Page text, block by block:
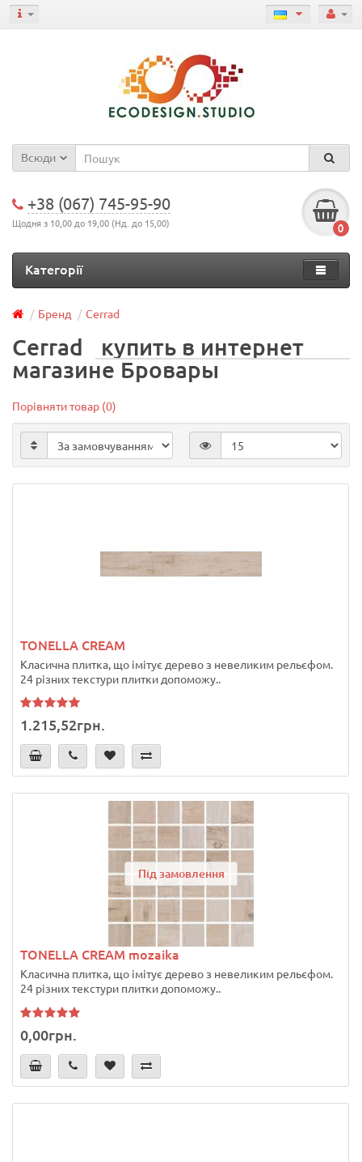
Всюди
+38 (067) 745-95-90
Щодня з 10,00 до 19,00 (Нд. до 15,00) 0
Категорії
Бренд Cerrad
Cerrad
купить в интернет
магазине Бровары
Порівняти товар (0)
TONELLA CREAM
Класична плитка, що імітує дерево з невеликим рельєфом.
24 різних текстури плитки допоможу..
1.215,52грн.
Під замовлення
TONELLA CREAM mozaika
Класична плитка, що імітує дерево з невеликим рельєфом.
24 різних текстури плитки допоможу..
0,00грн.